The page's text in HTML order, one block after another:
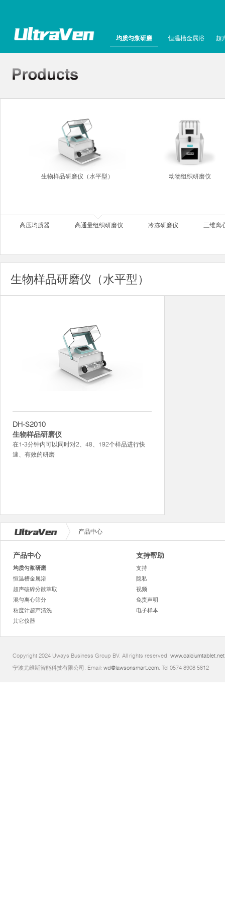
均质匀浆研磨 恒温槽金属浴 超
生物样品研磨仪（水平型） 动物组织研磨仪
高压均质器 高通量组织研磨仪 冷冻研磨仪 三维离
生物样品研磨仪（水平型）
DH-S2010
生物样品研磨仪
在1-3分钟内可以同时对2、48、192个样品进行快
速、有效的研磨
产品中心
产品中心
均质匀浆研磨
恒温槽金属浴
超声破碎分散萃取
混匀离心筛分
粘度计超声清洗
其它仪器
支持帮助
支持
隐私
视频
免责声明
电子样本
Copyright 2024 Uways Business Group BV. All rights reserved. www.calciumtablet.net
宁波尤维斯智能科技有限公司. Email: wd@lawsonsmart.com. Tel:0574 8908 5812